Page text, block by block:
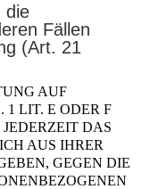
die
Fällen
(Art. 21
AUF
1 LIT. E ODER F
DAS
AUS IHRER
GEGEN DIE